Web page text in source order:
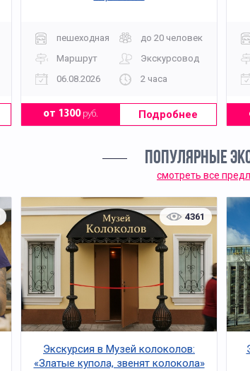
пешеходная
до 20 человек
Маршрут
Экскурсовод
06.08.2026
2 часа
от 1300руб. Подробнее
ПОПУЛЯРНЫЕ
смотреть все
4361
Экскурсия в Музей колоколов:
«Златые купола, звенят колокола»